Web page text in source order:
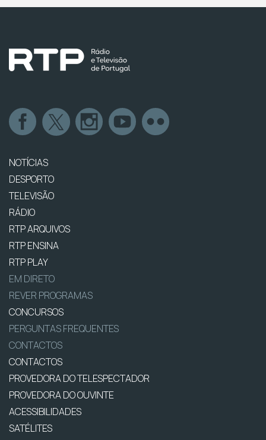
NOTÍCIAS
DESPORTO
TELEVISÃO
RÁDIO
RTP ARQUIVOS
RTP ENSINA
RTP PLAY
EM DIRETO
REVER PROGRAMAS
CONCURSOS
PERGUNTAS FREQUENTES
CONTACTOS
CONTACTOS
PROVEDORA DO TELESPECTADOR
PROVEDORA DO OUVINTE
ACESSIBILIDADES
SATÉLITES